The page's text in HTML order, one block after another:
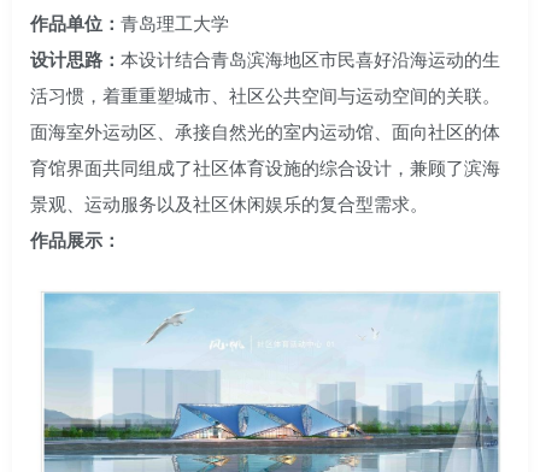
作品单位： 青岛理工大学
设计思路： 本设计结合青岛滨海地区市民喜好沿海运动的生
活习惯，着重重塑城市、社区公共空间与运动空间的关联。
面海室外运动区、承接自然光的室内运动馆、面向社区的体
育馆界面共同组成了社区体育设施的综合设计，兼顾了滨海
景观、运动服务以及社区休闲娱乐的复合型需求。
作品展示：